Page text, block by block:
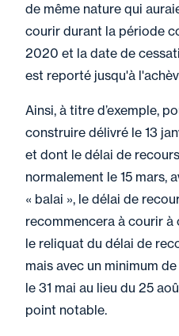
de même nature qui
courir durant la période
2020 et la date de
est reporté jusqu'à
Ainsi, à titre d’exemple,
construire délivré le 13
et dont le délai de
normalement le 15 mars,
« balai », le délai de
recommencera à courir
le reliquat du délai de
mais avec un minimum
le 31 mai au lieu du 25
point notable.